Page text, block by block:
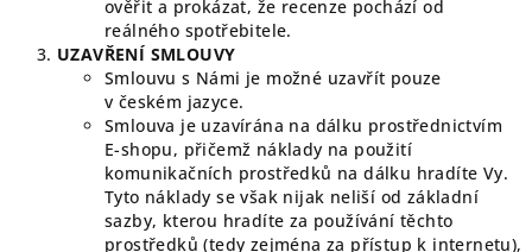
ověřit a prokázat, že recenze pochází od
reálného spotřebitele.
UZAVŘENÍ SMLOUVY
Smlouvu s Námi je možné uzavřít pouze
v českém jazyce.
Smlouva je uzavírána na dálku prostřednictvím
E-shopu, přičemž náklady na použití
komunikačních prostředků na dálku hradíte Vy.
Tyto náklady se však nijak neliší od základní
sazby, kterou hradíte za používání těchto
prostředků (tedy zejména za přístup k internetu),